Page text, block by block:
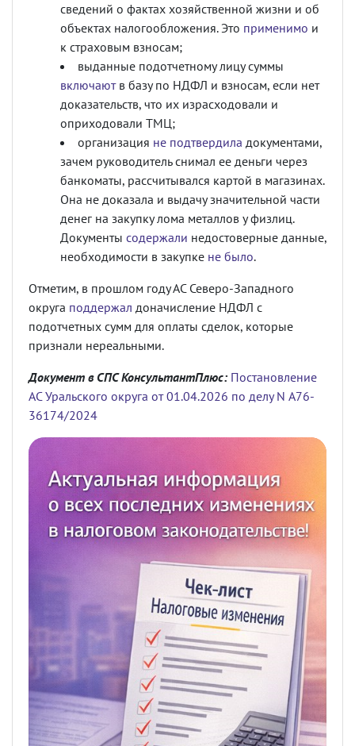
сведений о фактах хозяйственной жизни и об
объектах налогообложения. Это применимо и
к страховым взносам;
выданные подотчетному лицу суммы
включаютв базу по НДФЛ и взносам, если нет
доказательств, что их израсходовали и
оприходовали ТМЦ;
организация не подтвердила документами,
зачем руководитель снимал ее деньги через
банкоматы, рассчитывался картой в магазинах.
Она не доказала и выдачу значительной части
денег на закупку лома металлов у физлиц.
Документы содержали недостоверные данные,
необходимости в закупке не было.
Отметим, в прошлом году АС Северо-Западного
округа поддержал доначисление НДФЛ с
подотчетных сумм для оплаты сделок, которые
признали нереальными.
Документ в СПС КонсультантПлюс: Постановление
АС Уральского округа от 01.04.2026 по делу N А76-
36174/2024